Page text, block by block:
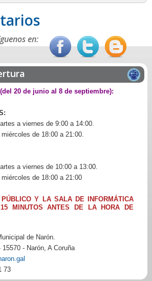
en:
20 de junio al 8 de septiembre):
a viernes de 9:00 a 14:00.
de 18:00 a 21:00.
a viernes de 10:00 a 13:00.
de 18:00 a 21:00
Y LA SALA DE INFORMÁTICA
MINUTOS ANTES DE LA HORA DE
de Narón.
- Narón, A Coruña
73